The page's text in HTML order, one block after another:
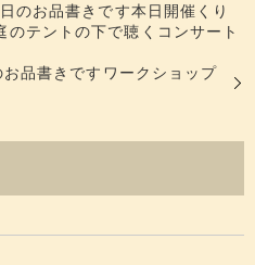
のお品書きです本日開催くり
のテントの下で聴くコンサート
品書きですワークショップ